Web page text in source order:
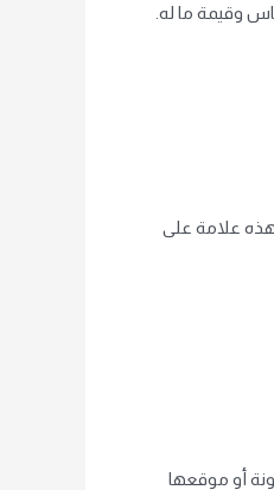
وقيمة ما له.
علامة على
أو موقعها